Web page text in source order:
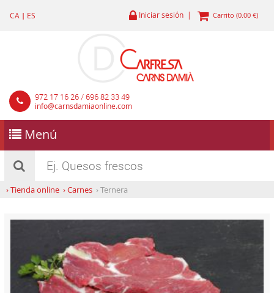
CA | ES Iniciar sesión | Carrito (0.00 €)
972 17 16 26 / 696 82 33 49
info@carnsdamiaonline.com
Menú
›Tienda online ›Carnes ›Ternera